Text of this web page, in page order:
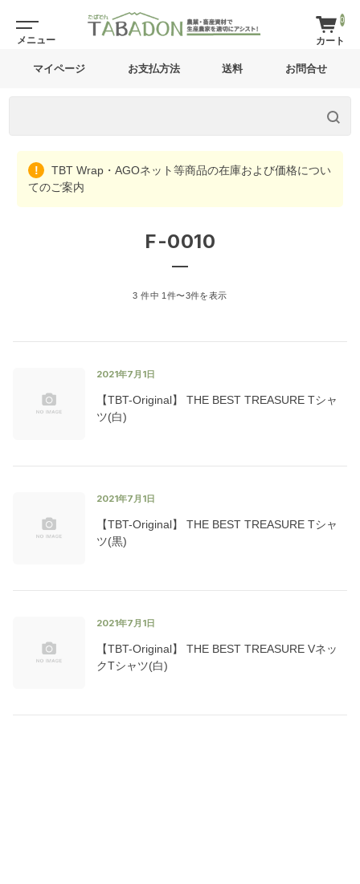
0
マイページ お支払方法 送料 お問合せ
TBT Wrap・AGOネット等商品の在庫および価格につい
てのご案内
F-0010
3 件中 1件〜3件を表示
2021年7月1日
【TBT-Original】 THE BEST TREASURE Tシャ
ツ(白)
2021年7月1日
【TBT-Original】 THE BEST TREASURE Tシャ
ツ(黒)
2021年7月1日
【TBT-Original】 THE BEST TREASURE Vネッ
クTシャツ(白)